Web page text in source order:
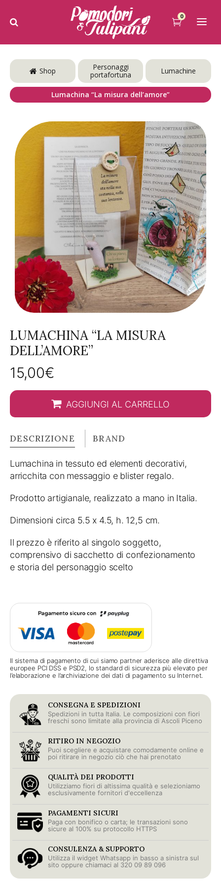
0
Shop
Personaggi
portafortuna
Lumachine
Lumachina “La misura dell’amore”
LUMACHINA “LA MISURA
DELL’AMORE”
15,00€
AGGIUNGI AL CARRELLO
DESCRIZIONE BRAND
Lumachina in tessuto ed elementi decorativi,
arricchita con messaggio e blister regalo.
Prodotto artigianale, realizzato a mano in Italia.
Dimensioni circa 5.5 x 4.5, h. 12,5 cm.
Il prezzo è riferito al singolo soggetto,
comprensivo di sacchetto di confezionamento
e storia del personaggio scelto
Il sistema di pagamento di cui siamo partner aderisce alle direttiva
europee PCI DSS e PSD2, lo standard di sicurezza più elevato per
l’elaborazione e l’archiviazione dei dati di pagamento su Internet.
CONSEGNA E SPEDIZIONI
Spedizioni in tutta Italia. Le composizioni con fiori
freschi sono limitate alla provincia di Ascoli Piceno
RITIRO IN NEGOZIO
Puoi scegliere e acquistare comodamente online e
poi ritirare in negozio ciò che hai prenotato
QUALITÀ DEI PRODOTTI
Utilizziamo fiori di altissima qualità e selezioniamo
esclusivamente fornitori d'eccellenza
PAGAMENTI SICURI
Paga con bonifico o carta; le transazioni sono
sicure al 100% su protocollo HTTPS
CONSULENZA & SUPPORTO
Utilizza il widget Whatsapp in basso a sinistra sul
sito oppure chiamaci al 320 09 89 096